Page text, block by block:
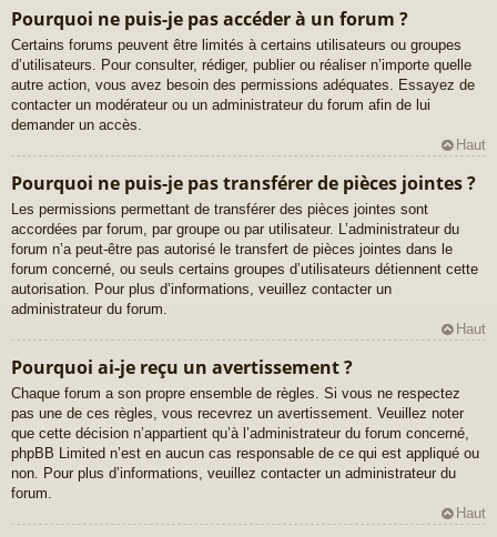
Pourquoi ne puis-je pas accéder à un forum ?
Certains forums peuvent être limités à certains utilisateurs ou groupes
d’utilisateurs. Pour consulter, rédiger, publier ou réaliser n’importe quelle
autre action, vous avez besoin des permissions adéquates. Essayez de
contacter un modérateur ou un administrateur du forum afin de lui
demander un accès.
Haut
Pourquoi ne puis-je pas transférer de pièces jointes ?
Les permissions permettant de transférer des pièces jointes sont
accordées par forum, par groupe ou par utilisateur. L’administrateur du
forum n’a peut-être pas autorisé le transfert de pièces jointes dans le
forum concerné, ou seuls certains groupes d’utilisateurs détiennent cette
autorisation. Pour plus d’informations, veuillez contacter un
administrateur du forum.
Haut
Pourquoi ai-je reçu un avertissement ?
Chaque forum a son propre ensemble de règles. Si vous ne respectez
pas une de ces règles, vous recevrez un avertissement. Veuillez noter
que cette décision n’appartient qu’à l’administrateur du forum concerné,
phpBB Limited n’est en aucun cas responsable de ce qui est appliqué ou
non. Pour plus d’informations, veuillez contacter un administrateur du
forum.
Haut